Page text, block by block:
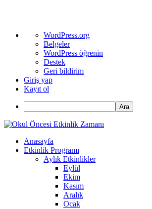
WordPress
hakkında
WordPress.org
Belgeler
WordPress öğrenin
Destek
Geri bildirim
Giriş yap
Kayıt ol
Ara
Anasayfa
Etkinlik Programı
Aylık Etkinlikler
Eylül
Ekim
Kasım
Aralık
Ocak